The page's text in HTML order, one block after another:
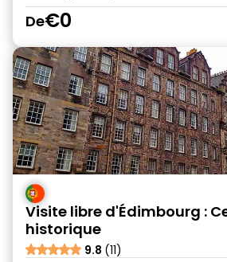
De€0
Visite libre d'Édimbourg :
historique
9.8 (11)